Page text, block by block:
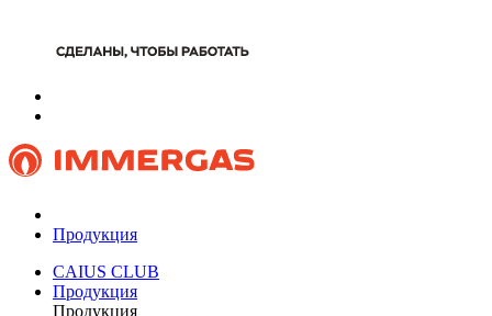
Продукция
CAIUS CLUB
Продукция
Продукция